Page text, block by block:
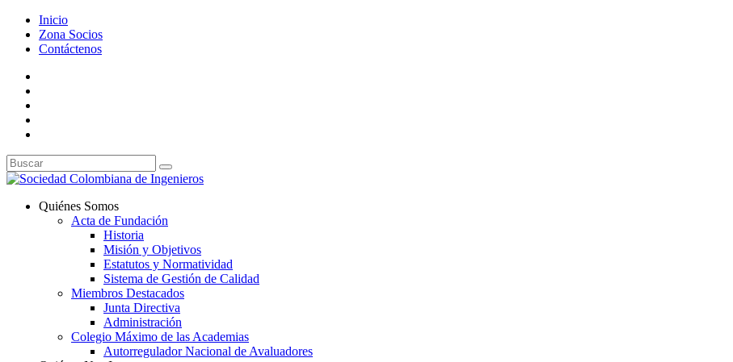
Inicio
Zona Socios
Contáctenos
Quiénes Somos
Acta de Fundación
Historia
Misión y Objetivos
Estatutos y Normatividad
Sistema de Gestión de Calidad
Miembros Destacados
Junta Directiva
Administración
Colegio Máximo de las Academias
Autorregulador Nacional de Avaluadores